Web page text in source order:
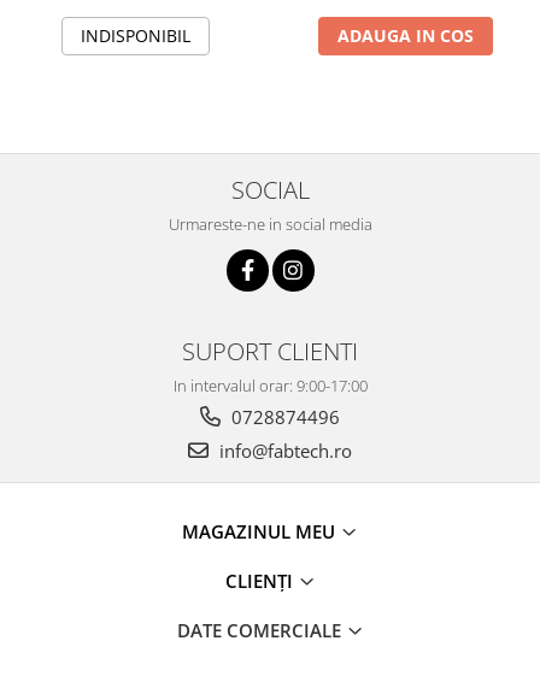
INDISPONIBIL ADAUGA IN COS
SOCIAL
Urmareste-ne in social media
SUPORT CLIENTI
In intervalul orar: 9:00-17:00
0728874496
info@fabtech.ro
MAGAZINUL MEU
CLIENȚI
DATE COMERCIALE